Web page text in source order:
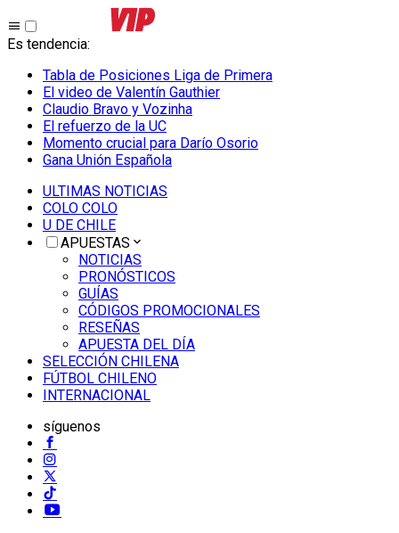
Es tendencia:
Tabla de Posiciones Liga de Primera
El video de Valentín Gauthier
Claudio Bravo y Vozinha
El refuerzo de la UC
Momento crucial para Darío Osorio
Gana Unión Española
ULTIMAS NOTICIAS
COLO COLO
U DE CHILE
APUESTAS
NOTICIAS
PRONÓSTICOS
GUÍAS
CÓDIGOS PROMOCIONALES
RESEÑAS
APUESTA DEL DÍA
SELECCIÓN CHILENA
FÚTBOL CHILENO
INTERNACIONAL
síguenos